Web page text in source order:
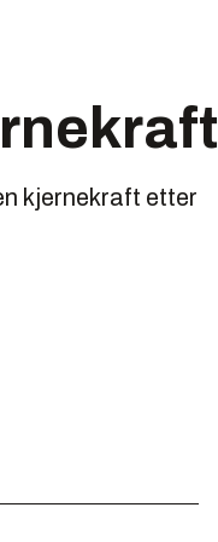
kjernekraft etter